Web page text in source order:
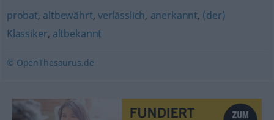
probat, altbewährt, verlässlich, anerkannt, (der)
Klassiker, altbekannt
© OpenThesaurus.de